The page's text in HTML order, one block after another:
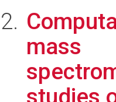
mass
studies